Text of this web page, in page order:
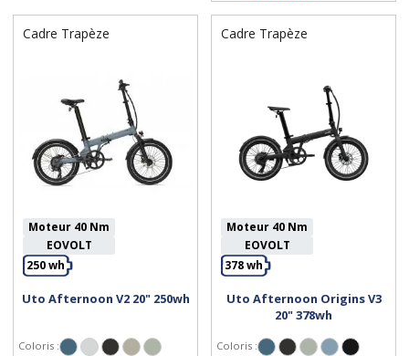
Cadre Trapèze
Personnaliser
Moteur 40 Nm
EOVOLT
250 wh
Uto Afternoon V2 20" 250wh
Coloris : Bleu OcéanGris LuneNoir OnyxSable Chaud
Cadre Trapèze
Personnaliser
Moteur 40 Nm
EOVOLT
378 wh
Uto Afternoon Origins V3
20" 378wh
Coloris : Bleu OcéanNoir OnyxVert SaugeBleu SatinéNoir Satiné